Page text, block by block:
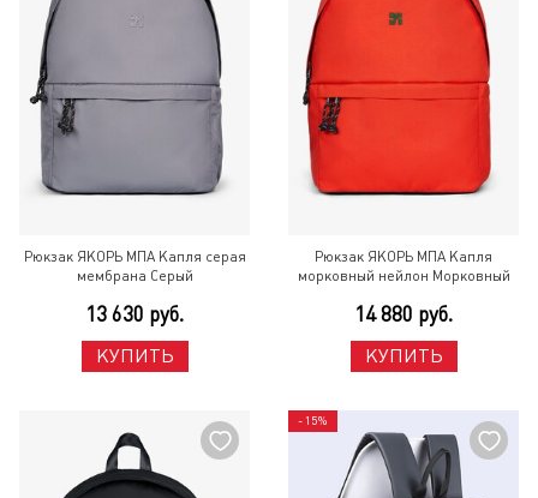
Рюкзак ЯКОРЬ МПА Капля серая
мембрана Серый
13 630 руб.
КУПИТЬ
Рюкзак ЯКОРЬ МПА Капля
морковный нейлон Морковный
14 880 руб.
КУПИТЬ
- 15%